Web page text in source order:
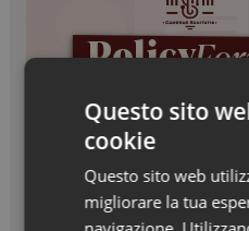
Questo sito
cookie
Questo sito web
migliorare la tua